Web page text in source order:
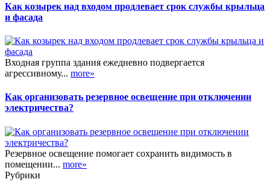
Как козырек над входом продлевает срок службы крыльца
и фасада
Входная группа здания ежедневно подвергается
агрессивному... more»
Как организовать резервное освещение при отключении
электричества?
Резервное освещение помогает сохранить видимость в
помещении... more»
Рубрики